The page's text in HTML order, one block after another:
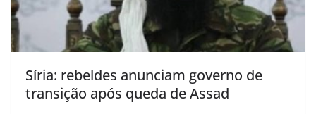
Síria: rebeldes anunciam governo de
transição após queda de Assad